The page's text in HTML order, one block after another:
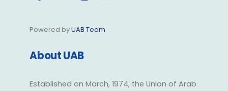
Powered byUAB Team
About UAB
Established on March, 1974, the Union of Arab